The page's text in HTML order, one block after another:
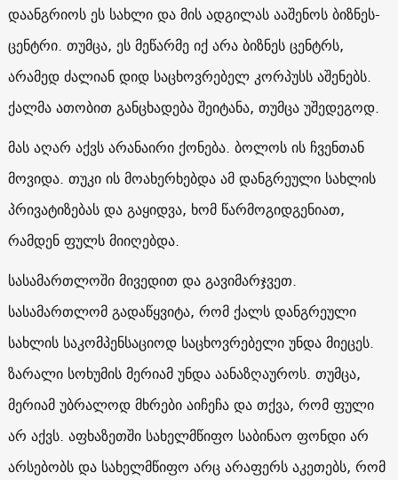
დაანგრიოს ეს სახლი და მის ადგილას ააშენოს ბიზნეს-
ცენტრი. თუმცა, ეს მეწარმე იქ არა ბიზნეს ცენტრს,
არამედ ძალიან დიდ საცხოვრებელ კორპუსს აშენებს.
ქალმა ათობით განცხადება შეიტანა, თუმცა უშედეგოდ.
მას აღარ აქვს არანაირი ქონება. ბოლოს ის ჩვენთან
მოვიდა. თუკი ის მოახერხებდა ამ დანგრეული სახლის
პრივატიზებას და გაყიდვა, ხომ წარმოგიდგენიათ,
რამდენ ფულს მიიღებდა.
სასამართლოში მივედით და გავიმარჯვეთ.
სასამართლომ გადაწყვიტა, რომ ქალს დანგრეული
სახლის საკომპენსაციოდ საცხოვრებელი უნდა მიეცეს.
ზარალი სოხუმის მერიამ უნდა აანაზღაუროს. თუმცა,
მერიამ უბრალოდ მხრები აიჩეჩა და თქვა, რომ ფული
არ აქვს. აფხაზეთში სახელმწიფო საბინაო ფონდი არ
არსებობს და სახელმწიფო არც არაფერს აკეთებს, რომ